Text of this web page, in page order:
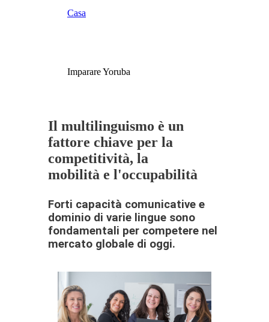
Casa
Imparare Yoruba
Il multilinguismo è un
fattore chiave per la
competitività, la
mobilità e l'occupabilità
Forti capacità comunicative e
dominio di varie lingue sono
fondamentali per competere nel
mercato globale di oggi.